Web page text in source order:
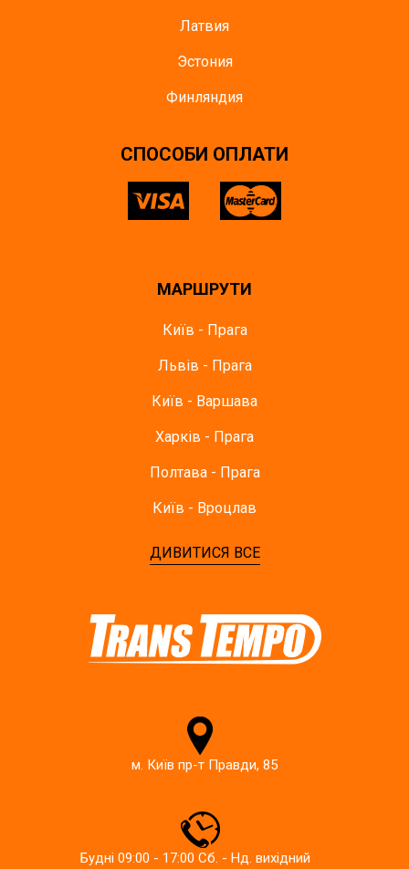
Латвия
Эстония
Финляндия
СПОСОБИ ОПЛАТИ
МАРШРУТИ
Київ - Прага
Львів - Прага
Київ - Варшава
Харків - Прага
Полтава - Прага
Київ - Вроцлав
ДИВИТИСЯ ВСЕ
м. Київ пр-т Правди, 85
Будні 09:00 - 17:00 Сб. - Нд. вихідний